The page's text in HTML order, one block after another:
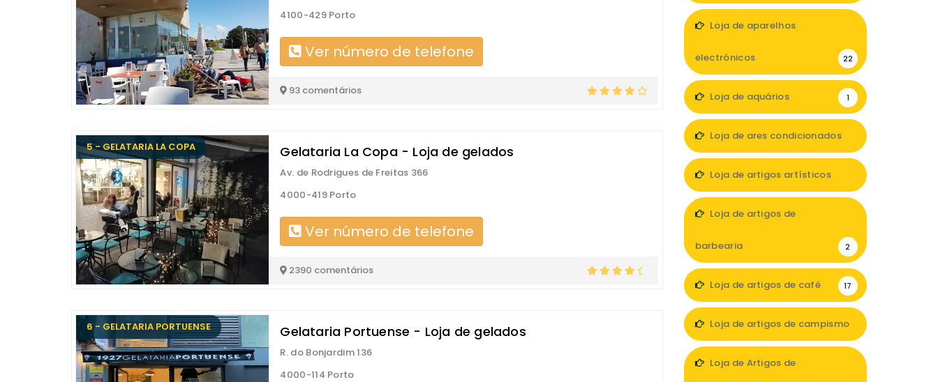
4100-429 Porto
Ver número de telefone
93 comentários
5 - GELATARIA LA COPA Gelataria La Copa - Loja de gelados
Av. de Rodrigues de Freitas 366
4000-419 Porto
Ver número de telefone
2390 comentários
6 - GELATARIA PORTUENSE Gelataria Portuense - Loja de gelados
R. do Bonjardim 136
4000-114 Porto
Loja de aparelhos
electrónicos 22
Loja de aquários 1
Loja de ares condicionados
Loja de artigos artísticos
Loja de artigos de
barbearia 2
Loja de artigos de café 17
Loja de artigos de campismo
Loja de Artigos de